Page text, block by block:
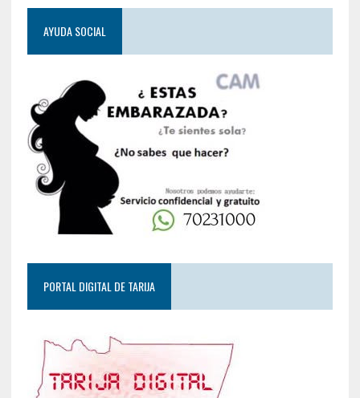
AYUDA SOCIAL
PORTAL DIGITAL DE TARIJA